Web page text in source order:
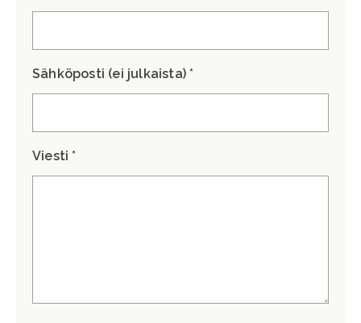
Sähköposti (ei julkaista) *
Viesti *